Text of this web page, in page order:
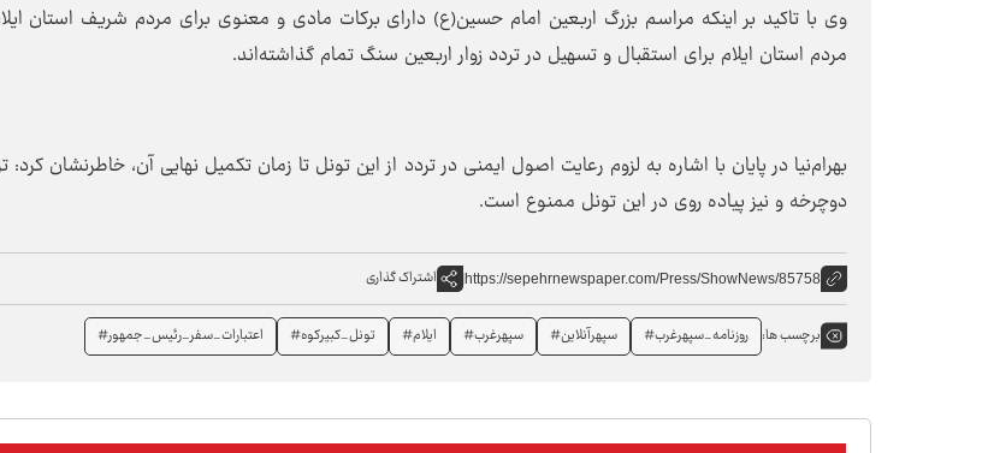
وی با تاکید بر اینکه مراسم بزرگ اربعین امام حسین(ع) دارای برکات مادی و معنوی برای مردم شریف استان
مردم استان ایلام برای استقبال و تسهیل در تردد زوار اربعین سنگ تمام گذاشته‌اند.
بهرام‌نیا در پایان با اشاره به لزوم رعایت اصول ایمنی در تردد از این تونل تا زمان تکمیل نهایی آن، خاطرنشان
دوچرخه و نیز پیاده روی در این تونل ممنوع است.
https://sepehrnewspaper.com/Press/ShowNews/85758 اشتراک گذاری
برچسب ها: روزنامه_سپهرغرب# سپهرآنلاین# سپهرغرب# ایلام# تونل_کبیرکوه# اعتبارات_سفر_رئیس_جمهور#